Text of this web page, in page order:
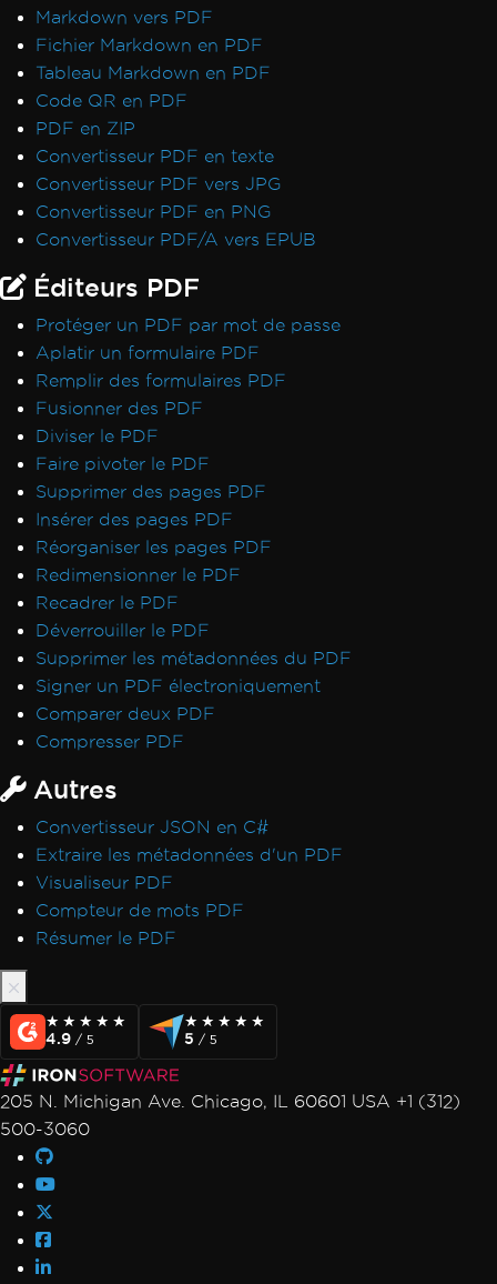
Markdown vers PDF
Fichier Markdown en PDF
Tableau Markdown en PDF
Code QR en PDF
PDF en ZIP
Convertisseur PDF en texte
Convertisseur PDF vers JPG
Convertisseur PDF en PNG
Convertisseur PDF/A vers EPUB
Éditeurs PDF
Protéger un PDF par mot de passe
Aplatir un formulaire PDF
Remplir des formulaires PDF
Fusionner des PDF
Diviser le PDF
Faire pivoter le PDF
Supprimer des pages PDF
Insérer des pages PDF
Réorganiser les pages PDF
Redimensionner le PDF
Recadrer le PDF
Déverrouiller le PDF
Supprimer les métadonnées du PDF
Signer un PDF électroniquement
Comparer deux PDF
Compresser PDF
Autres
Convertisseur JSON en C#
Extraire les métadonnées d'un PDF
Visualiseur PDF
Compteur de mots PDF
Résumer le PDF
★★★★★
★★★★★
4.9 / 5
★★★★★
★★★★★
5 / 5
205 N. Michigan Ave. Chicago, IL 60601 USA +1 (312)
500-3060